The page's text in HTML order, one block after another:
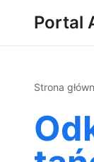
Portal
Strona